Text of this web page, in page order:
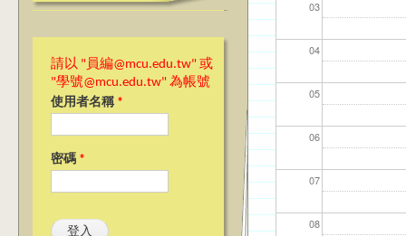
請以 "員編@mcu.edu.tw" 或
"學號@mcu.edu.tw" 為帳號
使用者名稱 *
密碼 *
03
04
05
06
07
08